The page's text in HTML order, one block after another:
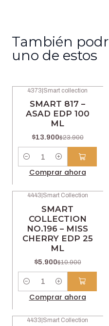
También
uno de estos
4373 Smart collection
SMART 817 –
ASAD EDP 100
ML
$13.900$23.900
Comprar ahora
4443 Smart Collection
SMART
COLLECTION
NO.196 – MISS
CHERRY EDP 25
ML
$5.900$10.900
Cantidad
Comprar ahora
4433|Smart Collection